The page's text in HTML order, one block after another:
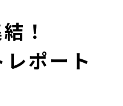
！
ポート